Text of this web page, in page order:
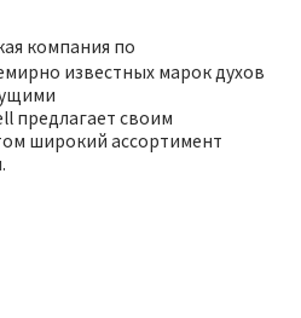
компания по
известных марок духов
предлагает своим
широкий ассортимент